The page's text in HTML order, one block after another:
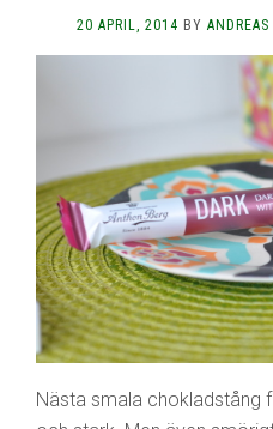
20 APRIL, 2014 BY ANDREAS
Nästa smala chokladstång